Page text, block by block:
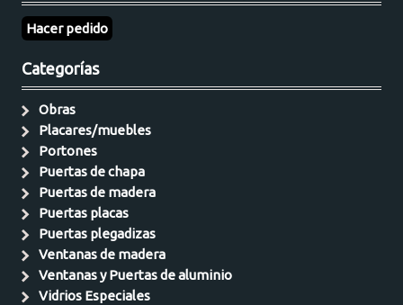
Hacer pedido
Categorías
Obras
Placares/muebles
Portones
Puertas de chapa
Puertas de madera
Puertas placas
Puertas plegadizas
Ventanas de madera
Ventanas y Puertas de aluminio
Vidrios Especiales